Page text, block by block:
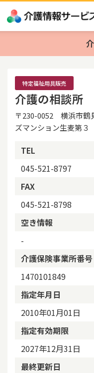
特定福祉用具販売
介護の相談所
〒230-0052 横浜市鶴
ズマンション生麦第
TEL
045-521-8797
FAX
045-521-8798
空き情報
-
介護保険事業所番号
1470101849
指定年月日
2010年01月01日
指定有効期限
2027年12月31日
最終更新日